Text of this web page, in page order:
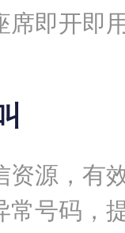
席即开即
资源，有
常号码，